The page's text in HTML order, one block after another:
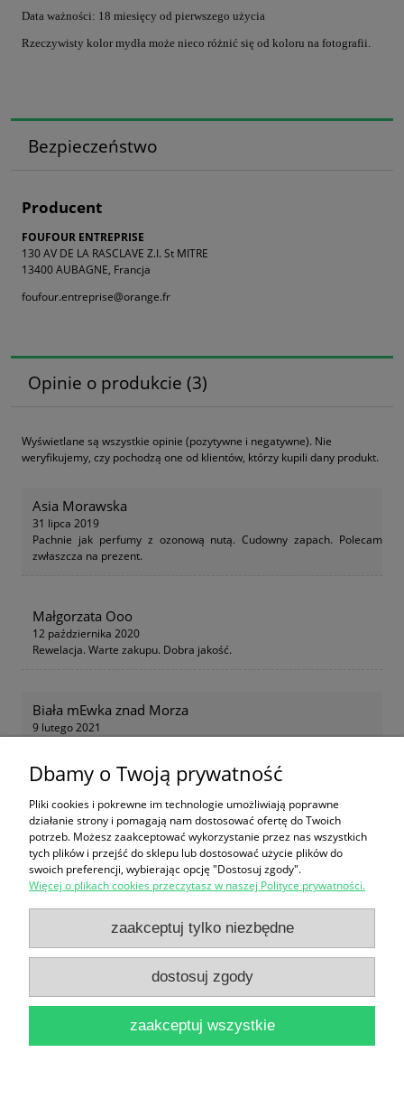
Data ważności: 18 miesięcy od pierwszego użycia
Rzeczywisty kolor mydła może nieco różnić się od koloru na fotografii.
Bezpieczeństwo
Producent
FOUFOUR ENTREPRISE
130 AV DE LA RASCLAVE Z.I. St MITRE
13400 AUBAGNE, Francja
foufour.entreprise@orange.fr
Opinie o produkcie (3)
Wyświetlane są wszystkie opinie (pozytywne i negatywne). Nie
weryfikujemy, czy pochodzą one od klientów, którzy kupili dany produkt.
Asia Morawska
31 lipca 2019
Pachnie jak perfumy z ozonową nutą. Cudowny zapach. Polecam
zwłaszcza na prezent.
Małgorzata Ooo
12 października 2020
Rewelacja. Warte zakupu. Dobra jakość.
Biała mEwka znad Morza
9 lutego 2021
Zakupy
Pomoc
Moje konto
Informacje
Dbamy o Twoją prywatność
Pliki cookies i pokrewne im technologie umożliwiają poprawne
działanie strony i pomagają nam dostosować ofertę do Twoich
potrzeb. Możesz zaakceptować wykorzystanie przez nas wszystkich
tych plików i przejść do sklepu lub dostosować użycie plików do
swoich preferencji, wybierając opcję "Dostosuj zgody".
Więcej o plikach cookies przeczytasz w naszej Polityce prywatności.
zaakceptuj tylko niezbędne
dostosuj zgody
zaakceptuj wszystkie